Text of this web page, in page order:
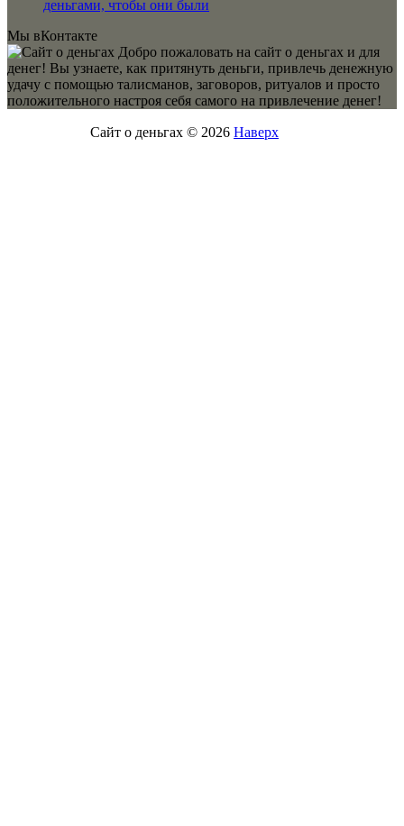
деньгами, чтобы они были
Мы вКонтакте
Добро пожаловать на сайт о деньгах и для
денег! Вы узнаете, как притянуть деньги, привлечь денежную
удачу с помощью талисманов, заговоров, ритуалов и просто
положительного настроя себя самого на привлечение денег!
Сайт о деньгах © 2026 Наверх